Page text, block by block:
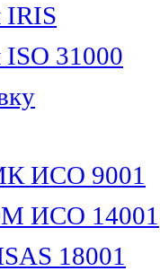
IRIS
31000
ИСО 9001
ИСО 14001
18001